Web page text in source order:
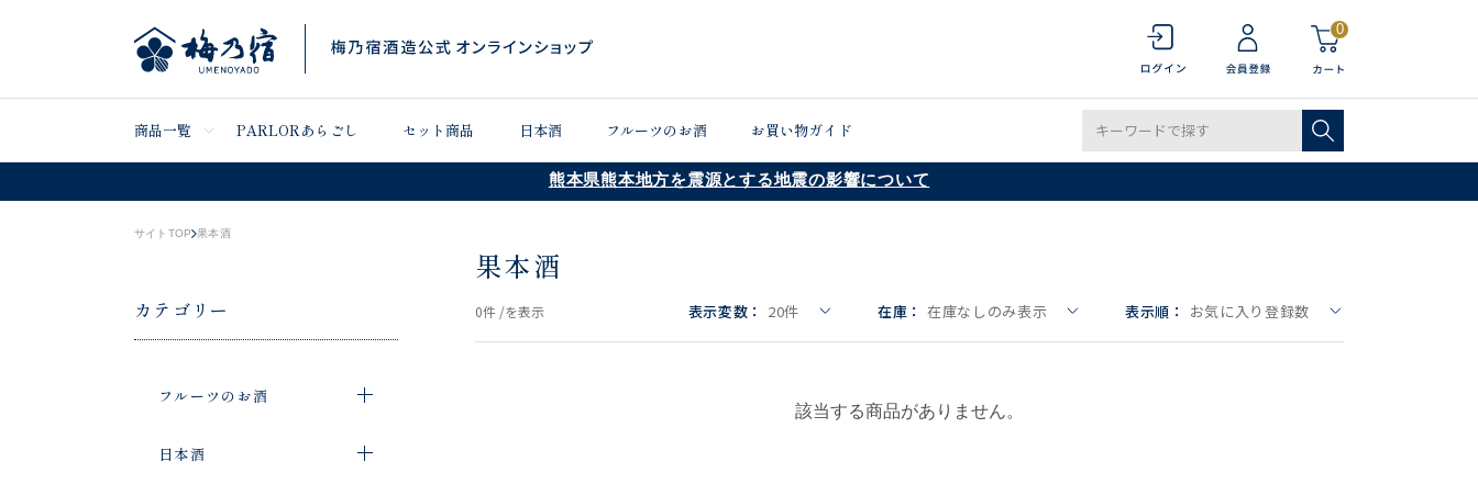
0
商品一覧 PARLORあらごし セット商品 日本酒 フルーツのお酒 お買い物ガイド
熊本県熊本地方を震源とする地震の影響について
サイトTOP 果本酒
カテゴリー
フルーツのお酒
日本酒
果本酒
0件 /を表示 表示変数： 20件 在庫： 在庫なしのみ表示 表示順： お気に入り登録数
該当する商品がありません。